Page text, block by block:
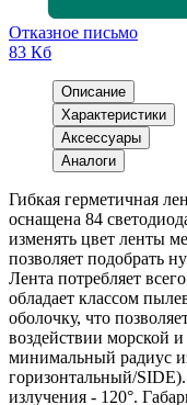
Отказное письмо
83 Кб
Описание
Характеристики
Аксессуары
Аналоги
Гибкая герметичная
оснащена 84
изменять цвет ленты
позволяет подобрать
Лента потребляет
обладает классом
оболочку, что
воздействии морской
минимальный радиус
горизонтальный/
излучения - 120°.